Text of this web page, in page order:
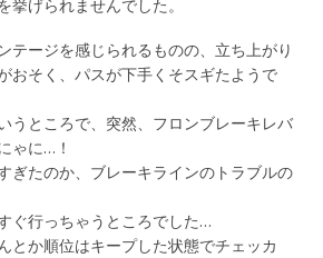
挙げられませんでした。
テージを感じられるものの、立ち上がり
おそく、パスが下手くそスギたようで
うところで、突然、フロンブレーキレバ
ゃに…！
ぎたのか、ブレーキラインのトラブルの
ぐ行っちゃうところでした…
とか順位はキープした状態でチェッカ